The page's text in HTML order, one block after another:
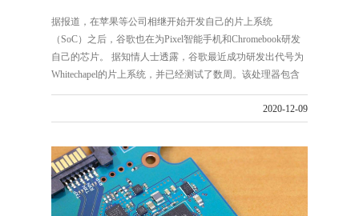
据报道，在苹果等公司相继开始开发自己的片上系统
（SoC）之后，谷歌也在为Pixel智能手机和Chromebook研发
自己的芯片。 据知情人士透露，谷歌最近成功研发出代号为
Whitechapel的片上系统，并已经测试了数周。该处理器包含
学习算法和改善谷歌智能助手应用的性能。据报道，该芯片
上系统投入商用往往需要一年左右的时间，因此我们可以预
期，假如一切进展顺利并且该芯片能带来具有竞争优势的性
能，谷歌的Pixel智能手机或将于2021年晚些时候换上
Whitechapel片上系统。
2020-12-09